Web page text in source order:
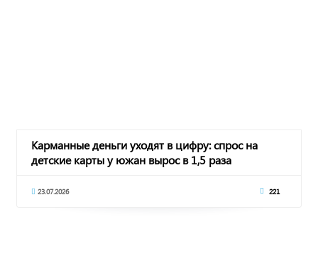
Карманные деньги уходят в цифру: спрос на
детские карты у южан вырос в 1,5 раза
23.07.2026 221